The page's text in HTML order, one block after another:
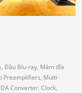
Đầu Blu-ray, Mâm đĩa
Preamplifiers, Multi-
Converter, Clock,